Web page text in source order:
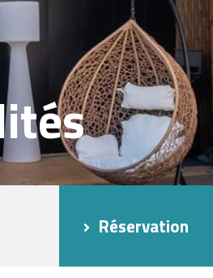
Réservation